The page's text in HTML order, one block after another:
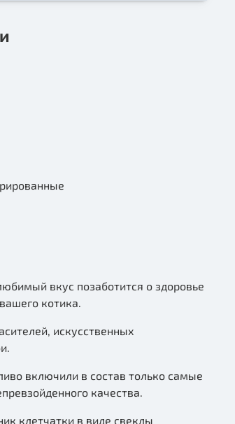
вкус позаботится о здоровье
котика.
искусственных
включили в состав только самые
качества.
клетчатки в виде свеклы